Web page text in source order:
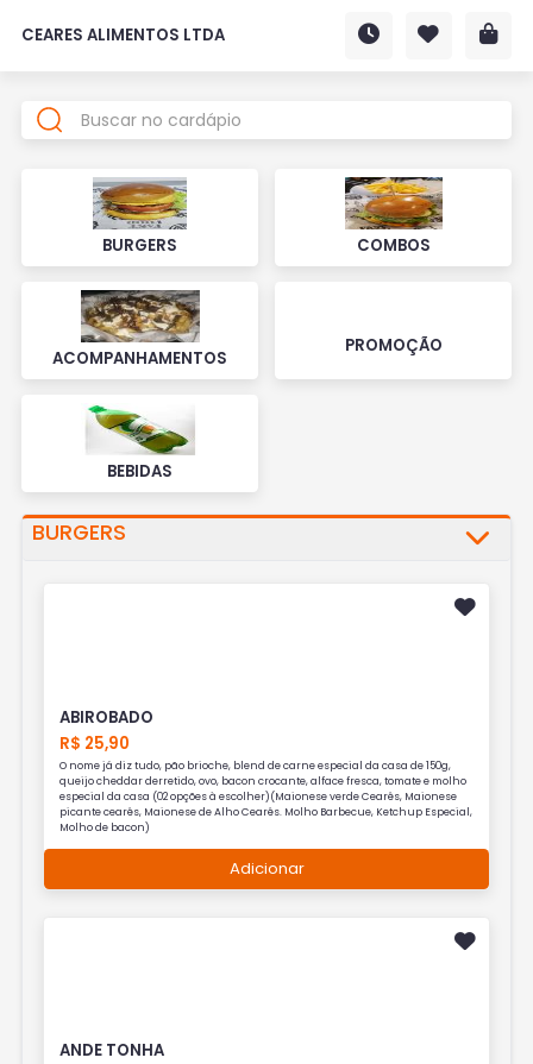
CEARES ALIMENTOS LTDA
BURGERS COMBOS
ACOMPANHAMENTOS
PROMOÇÃO
BEBIDAS
BURGERS
ABIROBADO
R$ 25,90
O nome já diz tudo, pão brioche, blend de carne especial da casa de 150g,
queijo cheddar derretido, ovo, bacon crocante, alface fresca, tomate e molho
especial da casa (02 opções à escolher)(Maionese verde Cearês, Maionese
picante cearês, Maionese de Alho Cearês. Molho Barbecue, Ketchup Especial,
Molho de bacon)
Adicionar
ANDE TONHA